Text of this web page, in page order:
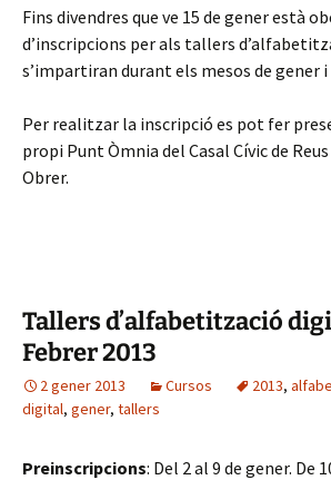
Fins divendres que ve 15 de gener està
d’inscripcions per als tallers
s’impartiran durant els mesos de gener
Per realitzar la inscripció es pot fer
propi Punt Òmnia del Casal Cívic de
Obrer.
Tallers d’alfabetització
Febrer 2013
2 gener 2013 Cursos 2013,
digital, gener, tallers
Preinscripcions: Del 2 al 9 de gener. De